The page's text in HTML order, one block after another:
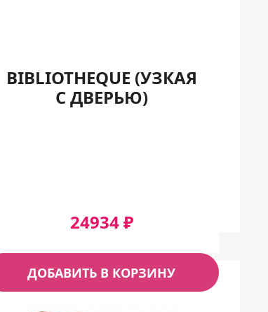
BIBLIOTHEQUE (УЗКАЯ
С ДВЕРЬЮ)
24934 ₽
ДОБАВИТЬ В КОРЗИНУ